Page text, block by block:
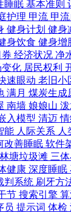
睡眠 基本准则
护理 甲流 甲
健身计划 健身
身饮食 健身增
经济状况 净
变化 居民权利
速眼动 老旧小
满月 煤炭生成
南墙 娘娘山
入模型 清迈
能 人际关系 人
改善睡眠 软件
塘垃圾滩 三
健康 深度睡眠
判系统 刷牙方
节 搜索引擎
员 提示词 体检